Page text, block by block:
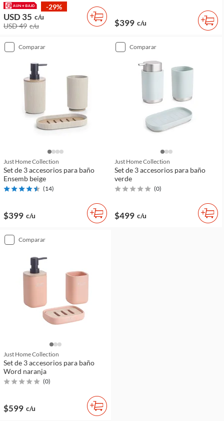
-29%
USD 35 c/u
USD 49 c/u $399 c/u
comparar
Just Home Collection
Set de 3 accesorios para baño
Ensemb beige
(14)
$399 c/u
comparar
Just Home Collection
Set de 3 accesorios para baño
verde
(0)
$499 c/u
comparar
Just Home Collection
Set de 3 accesorios para baño
Word naranja
(0)
$599 c/u